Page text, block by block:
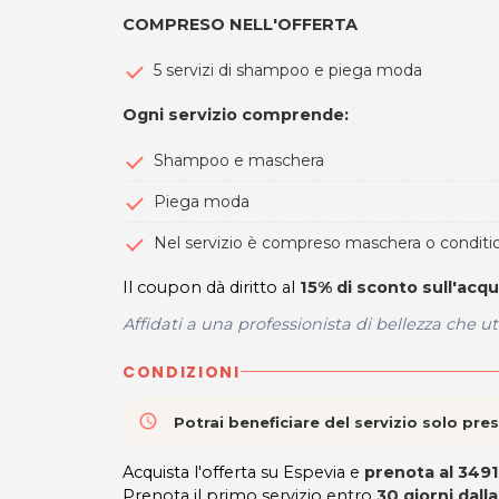
COMPRESO NELL'OFFERTA
5 servizi di shampoo e piega moda
Ogni servizio comprende:
Shampoo e maschera
Piega moda
Nel servizio è compreso maschera o
Il coupon dà diritto al 15% di sconto
Affidati a una professionista di bellezza che
CONDIZIONI
access_time Potrai beneficiare del servizio solo
Acquista l'offerta su Espevia e prenota al